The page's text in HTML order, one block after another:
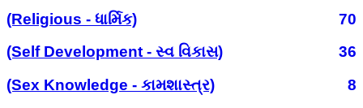
(Religious - ધાર્મિક)
70
(Self Development - સ્વ વિકાસ)
36
(Sex Knowledge - કામશાસ્ત્ર)
8